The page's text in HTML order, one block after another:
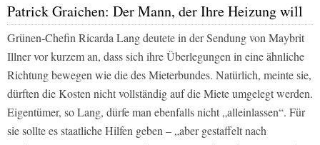
Patrick Graichen: Der Mann, der Ihre Heizung will
Grünen-Chefin Ricarda Lang deutete in der Sendung von Maybrit
Illner vor kurzem an, dass sich ihre Überlegungen in eine ähnliche
Richtung bewegen wie die des Mieterbundes. Natürlich, meinte sie,
dürften die Kosten nicht vollständig auf die Miete umgelegt werden.
Eigentümer, so Lang, dürfe man ebenfalls nicht „alleinlassen“. Für
sie sollte es staatliche Hilfen geben – „aber gestaffelt nach